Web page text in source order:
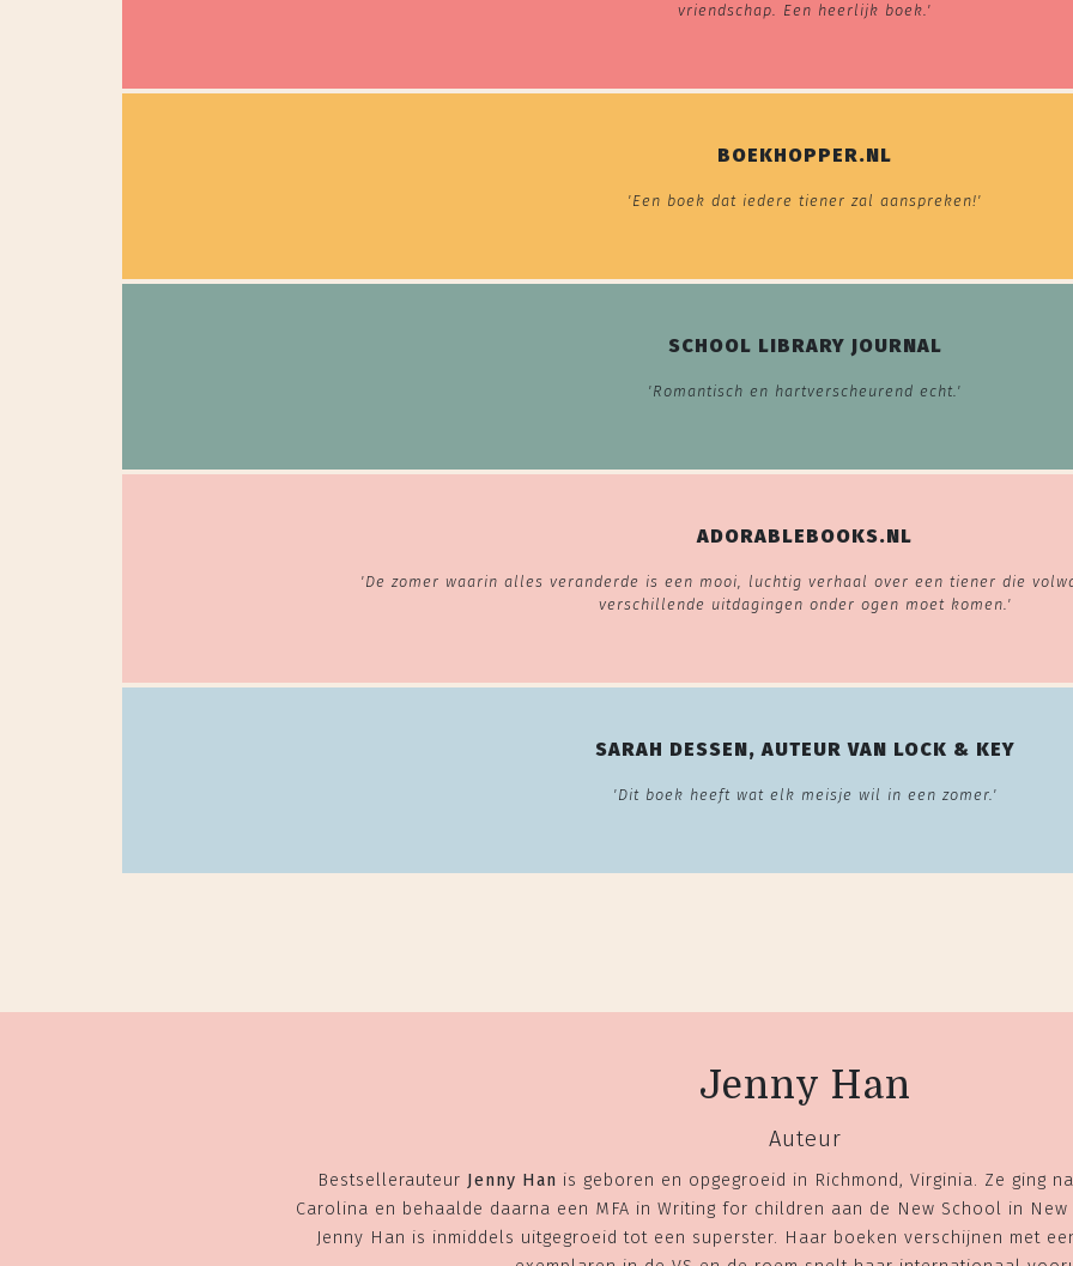
vriendschap. Een heerlijk boek.'
BOEKHOPPER.NL
'Een boek dat iedere tiener zal aanspreken!'
SCHOOL LIBRARY JOURNAL
'Romantisch en hartverscheurend echt.'
ADORABLEBOOKS.NL
'De zomer waarin alles veranderde is een mooi, luchtig verhaal over een tiener die
verschillende uitdagingen onder ogen moet komen.'
SARAH DESSEN, AUTEUR VAN LOCK & KEY
'Dit boek heeft wat elk meisje wil in een zomer.'
Jenny Han
Auteur
Bestsellerauteur Jenny Han is geboren en opgegroeid in Richmond, Virginia. Ze ging
Carolina en behaalde daarna een MFA in Writing for children aan de New School in
Jenny Han is inmiddels uitgegroeid tot een superster. Haar boeken verschijnen met